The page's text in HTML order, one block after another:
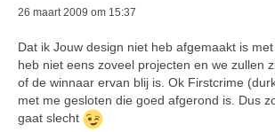
26 maart 2009 om 15:37
Dat ik Jouw design niet heb afgemaakt is
heb niet eens zoveel projecten en we zullen
of de winnaar ervan blij is. Ok Firstcrime
met me gesloten die goed afgerond is. Dus
gaat slecht